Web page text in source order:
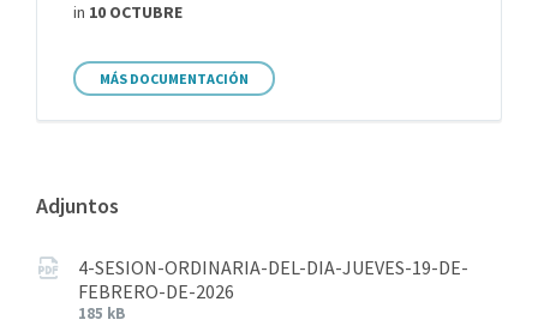
in 10 OCTUBRE
MÁS DOCUMENTACIÓN
Adjuntos
4-SESION-ORDINARIA-DEL-DIA-JUEVES-19-DE-
FEBRERO-DE-2026
185 kB